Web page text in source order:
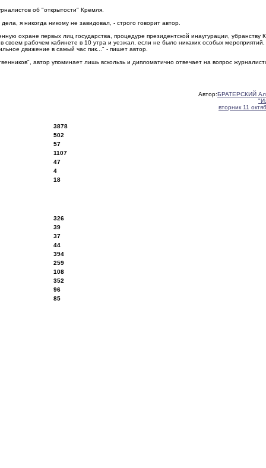
об "открытости" Кремля.
я никогда никому не завидовал, - строго говорит автор.
охране первых лиц государства, процедуре президентской инаугурации, убранству
рабочем кабинете в 10 утра и уезжал, если не было никаких особых мероприятий,
движение в самый час пик..." - пишет автор.
автор упоминает лишь вскользь и дипломатично отвечает на вопрос
Автор:БРАТЕРСКИЙ
вторник 11
3878
502
57
1107
47
4
18
326
39
37
44
394
259
108
352
96
85